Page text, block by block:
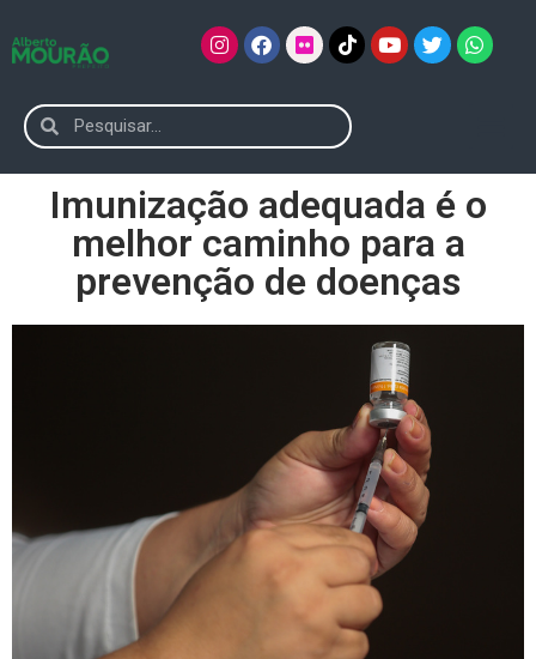
Imunização adequada é o
melhor caminho para a
prevenção de doenças